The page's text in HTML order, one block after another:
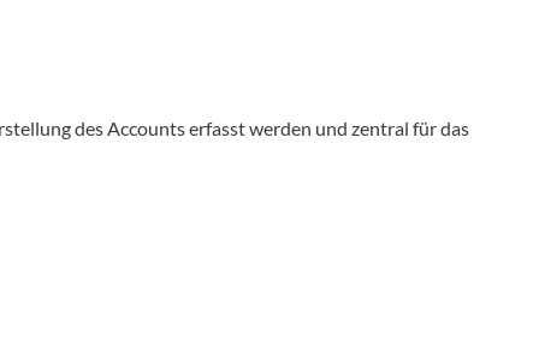
des Accounts erfasst werden und zentral für das